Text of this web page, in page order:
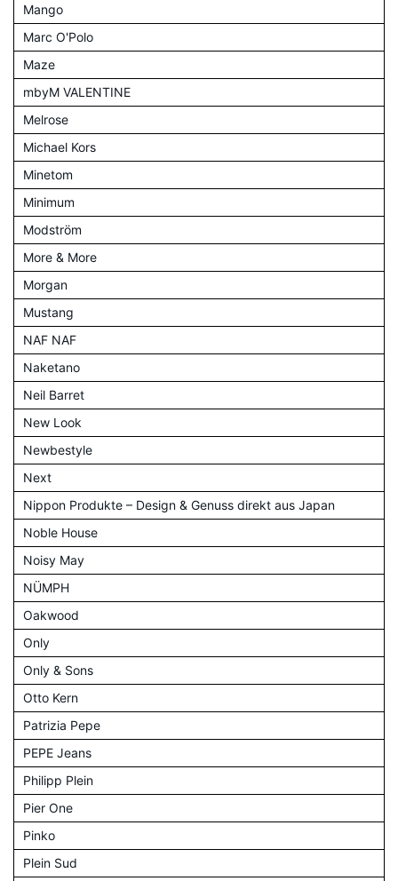
Mango
Marc O'Polo
Maze
mbyM VALENTINE
Melrose
Michael Kors
Minetom
Minimum
Modström
More & More
Morgan
Mustang
NAF NAF
Naketano
Neil Barret
New Look
Newbestyle
Next
Nippon Produkte – Design & Genuss direkt aus Japan
Noble House
Noisy May
NÜMPH
Oakwood
Only
Only & Sons
Otto Kern
Patrizia Pepe
PEPE Jeans
Philipp Plein
Pier One
Pinko
Plein Sud